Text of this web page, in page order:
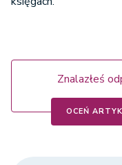
Znalazłeś
OCEŃ